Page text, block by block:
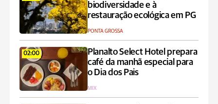
biodiversidade e à
restauração ecológica em PG
PONTA GROSSA
02:00
Planalto Select Hotel prepara
café da manhã especial para
o Dia dos Pais
MIX